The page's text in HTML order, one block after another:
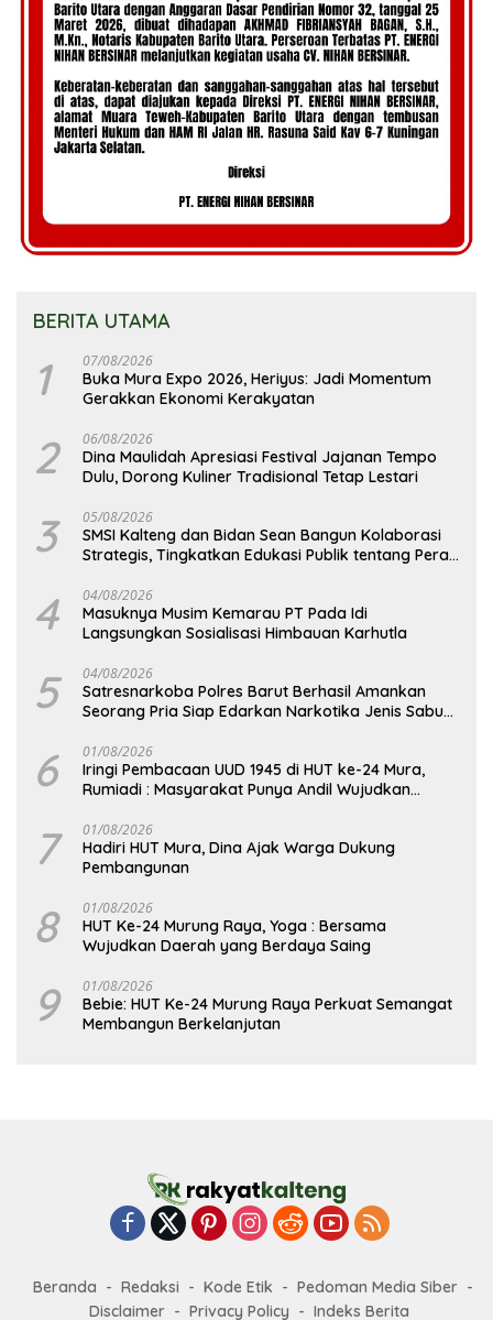
BERITA UTAMA
1 07/08/2026
Buka Mura Expo 2026, Heriyus: Jadi Momentum
Gerakkan Ekonomi Kerakyatan
2 06/08/2026
Dina Maulidah Apresiasi Festival Jajanan Tempo
Dulu, Dorong Kuliner Tradisional Tetap Lestari
3 05/08/2026
SMSI Kalteng dan Bidan Sean Bangun Kolaborasi
Strategis, Tingkatkan Edukasi Publik tentang Peran
4 04/08/2026
Masuknya Musim Kemarau PT Pada Idi
Langsungkan Sosialisasi Himbauan Karhutla
5 04/08/2026
Satresnarkoba Polres Barut Berhasil Amankan
Seorang Pria Siap Edarkan Narkotika Jenis Sabu
6 01/08/2026
Iringi Pembacaan UUD 1945 di HUT ke-24 Mura,
Rumiadi : Masyarakat Punya Andil Wujudkan
7 01/08/2026
Hadiri HUT Mura, Dina Ajak Warga Dukung
Pembangunan
8 01/08/2026
HUT Ke-24 Murung Raya, Yoga : Bersama
Wujudkan Daerah yang Berdaya Saing
9 01/08/2026
Bebie: HUT Ke-24 Murung Raya Perkuat Semangat
Membangun Berkelanjutan
Beranda Redaksi Kode Etik
Pedoman Media Siber
Disclaimer
Privacy Policy Indeks Berita